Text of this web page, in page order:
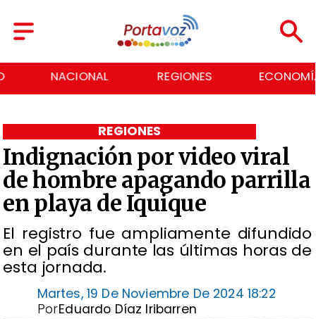
NACIONAL REGIONES ECONOMÍA
Indignación por video viral
de hombre apagando parrilla
en playa de Iquique
El registro fue ampliamente difundido
en el país durante las últimas horas de
esta jornada.
REGIONES
Martes, 19 De Noviembre De 2024 18:22
Eduardo Díaz Iribarren
Por